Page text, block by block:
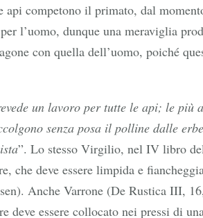
competono il primato, dal
l’uomo, dunque una meraviglia
con quella dell’uomo, poiché
un lavoro per tutte le api; le più
senza posa il polline dalle
”. Lo stesso Virgilio, nel IV libro
che deve essere limpida e
Anche Varrone (De Rustica III,
deve essere collocato nei pressi di